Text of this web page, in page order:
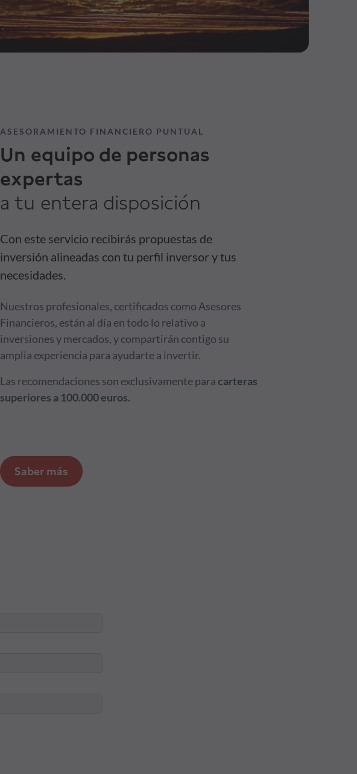
ASESORAMIENTO FINANCIERO PUNTUAL
Un equipo de personas
expertas
a tu entera disposición
Con este servicio recibirás propuestas de
inversión alineadas con tu perfil inversor y tus
necesidades.
Nuestros profesionales, certificados como Asesores
Financieros, están al día en todo lo relativo a
inversiones y mercados, y compartirán contigo su
amplia experiencia para ayudarte a invertir.
Las recomendaciones son exclusivamente para carteras
superiores a 100.000 euros.
Saber más